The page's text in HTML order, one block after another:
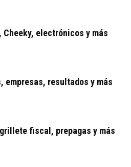
Cheeky, electrónicos y más
empresas, resultados y más
fiscal, prepagas y más